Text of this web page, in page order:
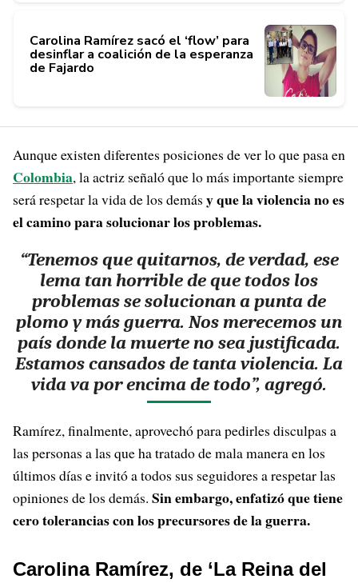
Carolina Ramírez sacó el ‘flow’ para
desinflar a coalición de la esperanza
de Fajardo
Aunque existen diferentes posiciones de ver lo que pasa en
Colombia, la actriz señaló que lo más importante siempre
será respetar la vida de los demás y que la violencia no es
el camino para solucionar los problemas.
“Tenemos que quitarnos, de verdad, ese
lema tan horrible de que todos los
problemas se solucionan a punta de
plomo y más guerra. Nos merecemos un
país donde la muerte no sea justificada.
Estamos cansados de tanta violencia. La
vida va por encima de todo”, agregó.
Ramírez, finalmente, aprovechó para pedirles disculpas a
las personas a las que ha tratado de mala manera en los
últimos días e invitó a todos sus seguidores a respetar las
opiniones de los demás. Sin embargo, enfatizó que tiene
cero tolerancias con los precursores de la guerra.
Carolina Ramírez, de ‘La Reina del